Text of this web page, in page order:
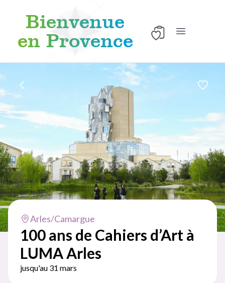
Bienvenue
en Provence
Ouvrir le
Arles/Camargue
100 ans de Cahiers d’Art à
LUMA Arles
jusqu'au 31 mars